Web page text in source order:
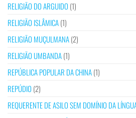
RELIGIÃO DO ARGUIDO (1)
RELIGIÃO ISLÂMICA(1)
RELIGIÃO MUÇULMANA(2)
RELIGIÃO UMBANDA(1)
REPÚBLICA POPULAR DA CHINA(1)
REPÚDIO (2)
REQUERENTE DE ASILO SEM DOMÍNIO DA